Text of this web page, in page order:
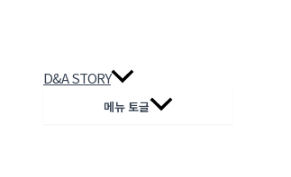
D&A STORY
메뉴 토글